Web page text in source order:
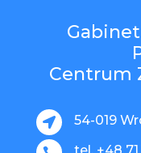
Centrum
 54-019